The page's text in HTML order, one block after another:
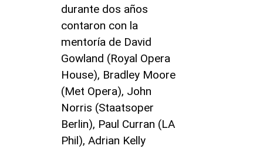
durante dos años
contaron con la
mentoría de David
Gowland (Royal Opera
House), Bradley Moore
(Met Opera), John
Norris (Staatsoper
Berlin), Paul Curran (LA
Phil), Adrian Kelly